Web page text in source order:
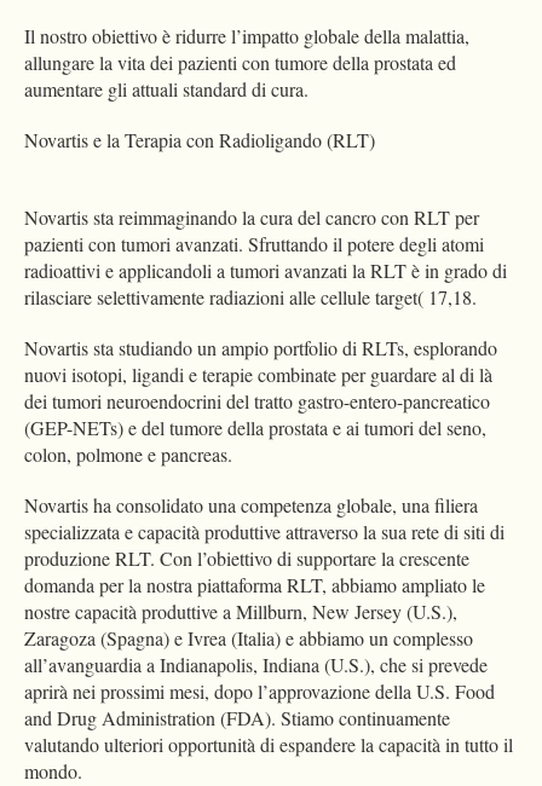
Il nostro obiettivo è ridurre l’impatto globale della malattia,
allungare la vita dei pazienti con tumore della prostata ed
aumentare gli attuali standard di cura.
Novartis e la Terapia con Radioligando (RLT)
Novartis sta reimmaginando la cura del cancro con RLT per
pazienti con tumori avanzati. Sfruttando il potere degli atomi
radioattivi e applicandoli a tumori avanzati la RLT è in grado di
rilasciare selettivamente radiazioni alle cellule target( 17,18.
Novartis sta studiando un ampio portfolio di RLTs, esplorando
nuovi isotopi, ligandi e terapie combinate per guardare al di là
dei tumori neuroendocrini del tratto gastro-entero-pancreatico
(GEP-NETs) e del tumore della prostata e ai tumori del seno,
colon, polmone e pancreas.
Novartis ha consolidato una competenza globale, una filiera
specializzata e capacità produttive attraverso la sua rete di siti di
produzione RLT. Con l’obiettivo di supportare la crescente
domanda per la nostra piattaforma RLT, abbiamo ampliato le
nostre capacità produttive a Millburn, New Jersey (U.S.),
Zaragoza (Spagna) e Ivrea (Italia) e abbiamo un complesso
all’avanguardia a Indianapolis, Indiana (U.S.), che si prevede
aprirà nei prossimi mesi, dopo l’approvazione della U.S. Food
and Drug Administration (FDA). Stiamo continuamente
valutando ulteriori opportunità di espandere la capacità in tutto il
mondo.